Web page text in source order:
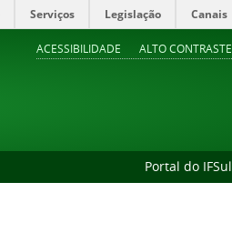
Serviços Legislação Canais
ACESSIBILIDADE ALTO CONTRASTE
Portal do IFSul